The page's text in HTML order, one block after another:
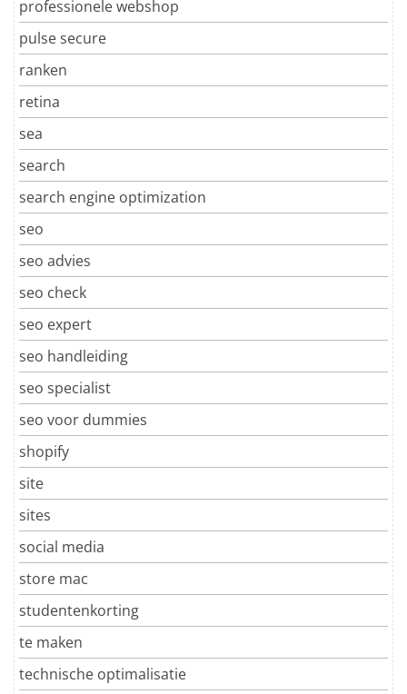
professionele webshop
pulse secure
ranken
retina
sea
search
search engine optimization
seo
seo advies
seo check
seo expert
seo handleiding
seo specialist
seo voor dummies
shopify
site
sites
social media
store mac
studentenkorting
te maken
technische optimalisatie